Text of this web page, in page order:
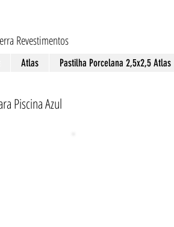
Revestimentos
Atlas Pastilha Porcelana 2,5x2,5 Atlas
Piscina Azul